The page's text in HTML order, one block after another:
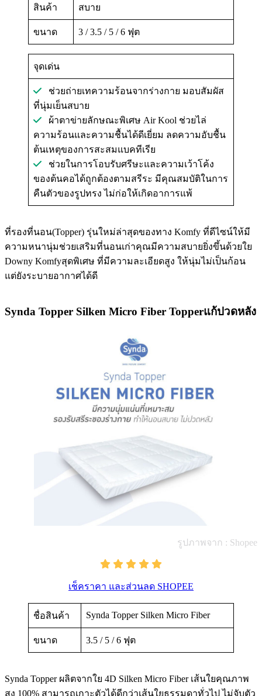
สินค้า สบาย
ขนาด 3 / 3.5 / 5 / 6 ฟุต
จุดเด่น
ช่วยถ่ายเทความร้อนจากร่างกาย มอบสัมผัส
ที่นุ่มเย็นสบาย
ผ้าตาข่ายลักษณะพิเศษ Air Kool ช่วยไล่
ความร้อนและความชื้นได้ดีเยี่ยม ลดความอับชื้น
ต้นเหตุของการสะสมแบคทีเรีย
ช่วยในการโอบรับศรีษะและความเว้าโค้ง
ของต้นคอได้ถูกต้องตามสรีระ มีคุณสมบัติในการ
คืนตัวของรูปทรง ไม่ก่อให้เกิดอาการแพ้
ที่รองที่นอน(Topper) รุ่นใหม่ล่าสุดของทาง Komfy ที่ดีไซน์ให้มี
ความหนานุ่มช่วยเสริมที่นอนเก่าคุณมีความสบายยิ่งขึ้นด้วยใย
Downy Komfyสุดพิเศษ ที่มีความละเอียดสูง ให้นุ่มไม่เป็นก้อน
แต่ยังระบายอากาศได้ดี
Synda Topper Silken Micro Fiber Topperแก้ปวดหลัง
รูปภาพจาก : Shopee
เช็คราคา และส่วนลด SHOPEE
ชื่อสินค้า Synda Topper Silken Micro Fiber
ขนาด 3.5 / 5 / 6 ฟุต
Synda Topper ผลิตจากใย 4D Silken Micro Fiber เส้นใยคุณภาพ
สูง 100% สามารถเกาะตัวได้ดีกว่าเส้นใยธรรมดาทั่วไป ไม่จับตัว